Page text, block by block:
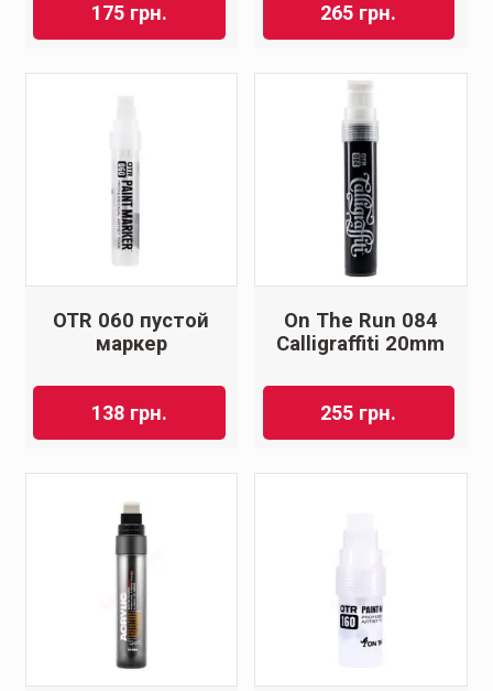
175 грн. 265 грн.
OTR 060 пустой
маркер
138 грн.
On The Run 084
Calligraffiti 20mm
255 грн.